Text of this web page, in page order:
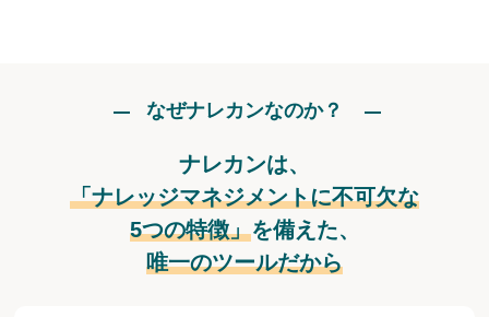
なぜナレカンなのか？
ナレカンは、
「ナレッジマネジメントに不可欠な
5つの特徴」を備えた、
唯一のツールだから